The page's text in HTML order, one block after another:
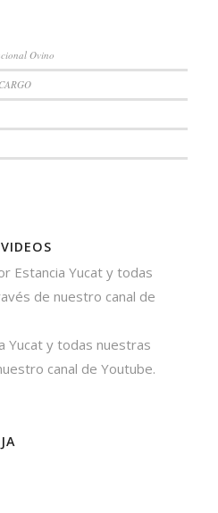
Ovino
Yucat y todas nuestras
canal de Youtube.